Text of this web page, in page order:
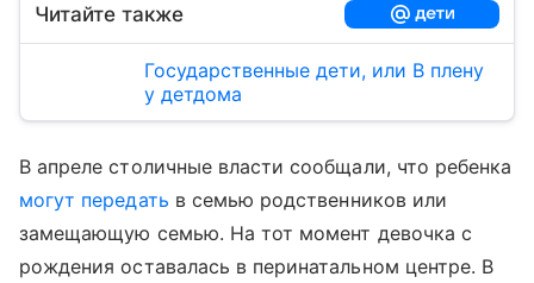
Читайте также
Государственные дети, или В плену
у детдома
В апреле столичные власти сообщали, что ребенка
могут передать в семью родственников или
замещающую семью. На тот момент девочка с
рождения оставалась в перинатальном центре. В